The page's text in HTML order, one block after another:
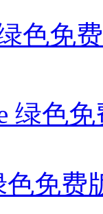
色免
绿色
色免费